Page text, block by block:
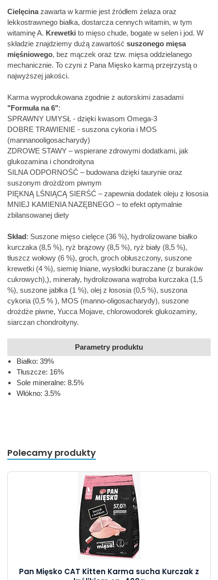
Cielęcinazawarta w karmie jest źródłem żelaza oraz
lekkostrawnego białka, dostarcza cennych witamin, w tym
witaminę A. Krewetki to mięso chude, bogate w selen i jod. W
składzie znajdziemy dużą zawartość suszonego mięsa
mięśniowego, bez mączek oraz tzw. mięsa oddzielanego
mechanicznie. To czyni z Pana Mięsko karmą przejrzystą o
najwyższej jakości.
Karma wyprodukowana zgodnie z autorskimi zasadami
"Formuła na 6":
SPRAWNY UMYSŁ - dzięki kwasom Omega-3
DOBRE TRAWIENIE - suszona cykoria i MOS
(mannanooligosacharydy)
ZDROWE STAWY – wspierane zdrowymi dodatkami, jak
glukozamina i chondroityna
SILNA ODPORNOŚĆ – budowana dzięki taurynie oraz
suszonym drożdżom piwnym
PIĘKNĄ LŚNIĄCĄ SIERŚĆ – zapewnia dodatek oleju z łososia
MNIEJ KAMIENIA NAZĘBNEGO – to efekt optymalnie
zbilansowanej diety
Skład: Suszone mięso cielęce (36 %), hydrolizowane białko
kurczaka (8,5 %), ryż brązowy (8,5 %), ryż biały (8,5 %),
tłuszcz wołowy (6 %), groch, groch obłuszczony, suszone
krewetki (4 %), siemię lniane, wysłodki buraczane (z buraków
cukrowych),), minerały, hydrolizowana wątroba kurczaka (1,5
%), suszone jabłka (1 %), olej z łososia (0,5 %), suszona
cykoria (0,5 % ), MOS (manno-oligosacharydy), suszone
drożdże piwne, Yucca Mojave, chlorowodorek glukozaminy,
siarczan chondroityny.
Parametry produktu
Białko: 39%
Tłuszcze: 16%
Sole mineralne: 8.5%
Włókno: 3.5%
Polecamy produkty
Pan Mięsko CAT Kitten Karma sucha Kurczak z